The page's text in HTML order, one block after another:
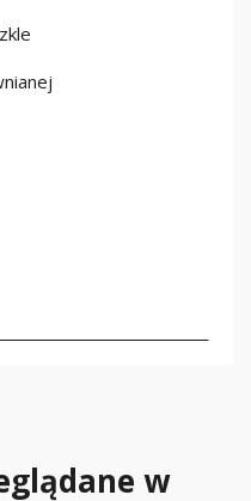
w